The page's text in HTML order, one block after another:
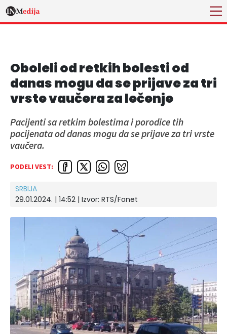
Oboleli od retkih bolesti od
danas mogu da se prijave za tri
vrste vaučera za lečenje
Pacijenti sa retkim bolestima i porodice tih
pacijenata od danas mogu da se prijave za tri vrste
vaučera.
PODELI VEST:
SRBIJA
29.01.2024. | 14:52 | Izvor: RTS/Fonet